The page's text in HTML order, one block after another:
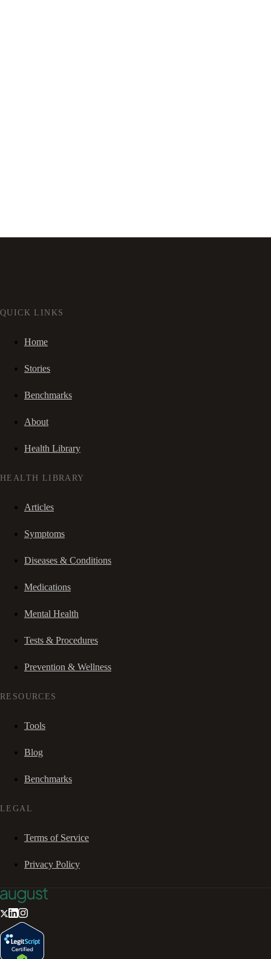
QUICK LINKS
Home
Stories
Benchmarks
About
Health Library
HEALTH LIBRARY
Articles
Symptoms
Diseases & Conditions
Medications
Mental Health
Tests & Procedures
Prevention & Wellness
RESOURCES
Tools
Blog
Benchmarks
LEGAL
Terms of Service
Privacy Policy